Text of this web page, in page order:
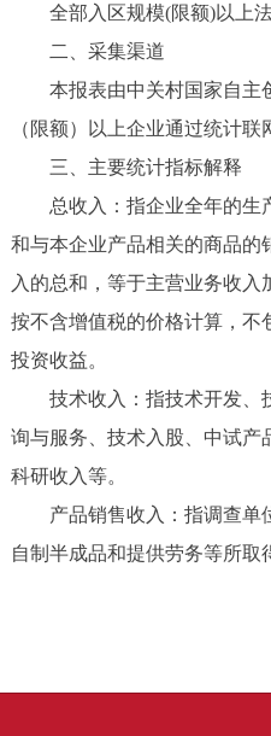
全部入区规模(限额)以上法
二、采集渠道
本报表由中关村国家自主
（限额）以上企业通过统计联
三、主要统计指标解释
总收入：指企业全年的生
和与本企业产品相关的商品的
入的总和，等于主营业务收
按不含增值税的价格计算，不
投资收益。
技术收入：指技术开发、
询与服务、技术入股、中试产
科研收入等。
产品销售收入：指调查单位
自制半成品和提供劳务等所取